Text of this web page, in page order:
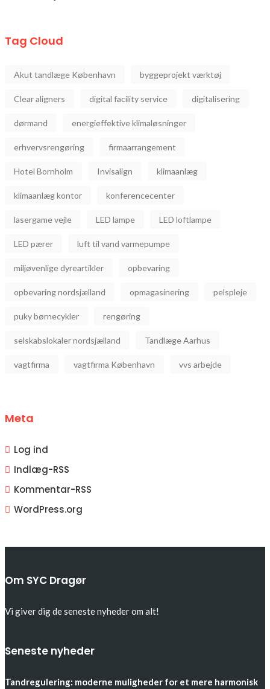
Tag Cloud
Akut tandlæge København byggeprojekt værktøj
Clear aligners digital facility service digitalisering
dørmand energieffektive klimaløsninger
erhvervsrengøring firmaarrangement
Hotel Bornholm Invisalign klimaanlæg
klimaanlæg kontor konferencecenter
lasergame vejle LED lampe LED loftlampe
LED pærer luft til vand varmepumpe
miljøvenlige dyreartikler opbevaring
opbevaring nordsjælland opmagasinering pelspleje
puky børnecykler rengøring
selskabslokaler nordsjælland Tandlæge Aarhus
vagtfirma vagtfirma København vvs arbejde
Meta
Log ind
Indlæg-RSS
Kommentar-RSS
WordPress.org
Om SYC Dragør
Vi giver dig de seneste nyheder om alt!
Seneste nyheder
Tandregulering: moderne muligheder for et mere harmonisk